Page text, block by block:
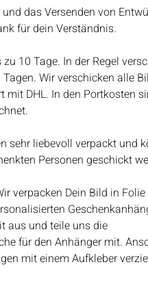
das Versenden von
für dein Verständnis.
10 Tage. In der Regel
Wir verschicken alle
mit DHL. In den Portkosten
sehr liebevoll verpackt und
Personen geschickt
verpacken Dein Bild in
aus und teile uns die
für den Anhänger mit.
mit einem Aufkleber